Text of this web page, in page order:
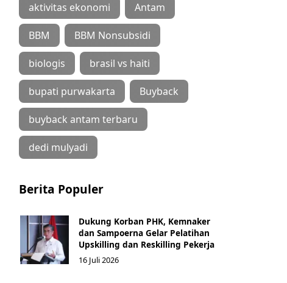
aktivitas ekonomi Antam
BBM BBM Nonsubsidi
biologis brasil vs haiti
bupati purwakarta Buyback
buyback antam terbaru
dedi mulyadi
Berita Populer
Dukung Korban PHK, Kemnaker
dan Sampoerna Gelar Pelatihan
Upskilling dan Reskilling Pekerja
16 Juli 2026